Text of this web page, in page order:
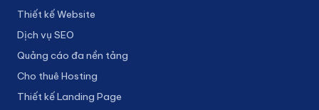
Thiết kế Website
Dịch vụ SEO
Quảng cáo đa nền tảng
Cho thuê Hosting
Thiết kế Landing Page